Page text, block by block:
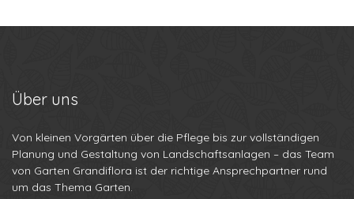
Über uns
Von kleinen Vorgärten über die Pflege bis zur vollständigen
Planung und Gestaltung von Landschaftsanlagen – das Team
von Garten Grandiflora ist der richtige Ansprechpartner rund
um das Thema Garten.